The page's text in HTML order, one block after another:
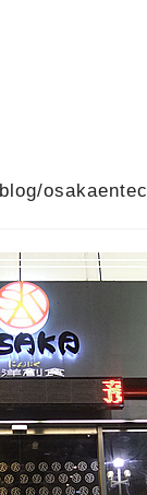
osakaentec